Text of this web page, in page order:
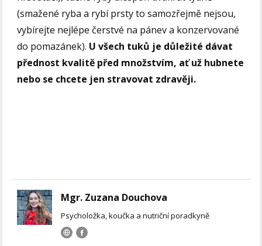
(smažené ryba a rybí prsty to samozřejmě nejsou,
vybírejte nejlépe čerstvé na pánev a konzervované
do pomazánek). U všech tuků je důležité dávat
přednost kvalitě před množstvím, ať už hubnete
nebo se chcete jen stravovat zdravěji.
Mgr. Zuzana Douchova
Psycholožka, koučka a nutriční poradkyně